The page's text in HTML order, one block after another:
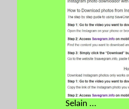
Selain ...